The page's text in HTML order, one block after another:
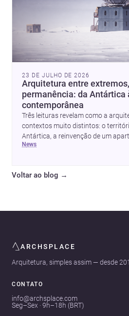
23 DE JULHO DE 2026
Arquitetura entre
permanência: da Antártica
contemporânea
Três leituras revelam como a
contextos muito distintos: o
Antártica, a reinvenção de um
a criação de uma casa que equilibra
redefinir o projeto arquitetônico.
news
Voltar ao blog →
ARCHSPLACE
Arquitetura, simples assim — desde
CONTATO
info@archsplace.com
Seg–Sex · 9h–18h (BRT)